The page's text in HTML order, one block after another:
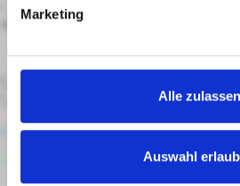
Marketing
Alle zulassen
Auswahl